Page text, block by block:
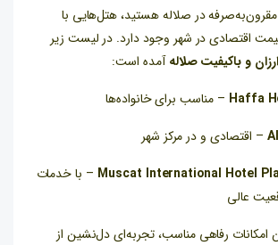
مقرون‌به‌صرفه در صلاله هستید، هتل‌هایی با
اقتصادی در شهر وجود دارد. در لیست زیر
و باکیفیت صلالهآمده است:
Haffa – مناسب برای خانواده‌ها
– اقتصادی و در مرکز شهر
Muscat International Hotel – با خدمات
عالی
امکانات رفاهی مناسب، تجربه‌ای دل‌نشین از